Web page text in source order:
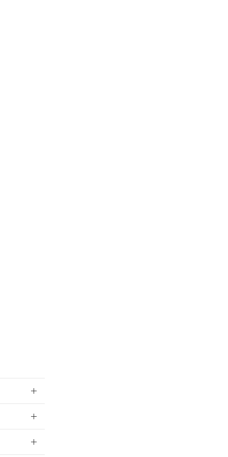
させていただ
了承ください。
き作成されるも
をご了承くださ
御機器販売店・
ようお願いしま
社の共同利用者
です。
下、フタル酸ジブチ
はありません。
品に未対応品が
年1月12日よ
) : 1000ppm、
ない年数を意
要な手段を講じ
これらの製造装
、取り引きをい